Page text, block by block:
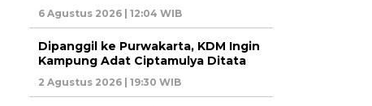
6 Agustus 2026 | 12:04 WIB
Dipanggil ke Purwakarta, KDM Ingin
Kampung Adat Ciptamulya Ditata
2 Agustus 2026 | 19:30 WIB